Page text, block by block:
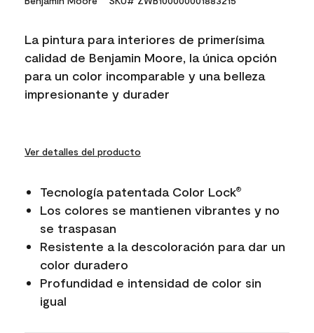
Reviews.
link.
La pintura para interiores de primerísima
calidad de Benjamin Moore, la única opción
para un color incomparable y una belleza
impresionante y durader
Ver detalles del producto
Tecnología patentada Color Lock®
Los colores se mantienen vibrantes y no
se traspasan
Resistente a la descoloración para dar un
color duradero
Profundidad e intensidad de color sin
igual